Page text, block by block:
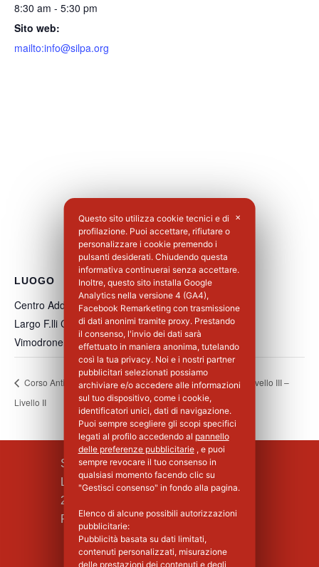
8:30 am - 5:30 pm
Sito web:
mailto:info@silpa.org
LUOGO
Centro Addestramento Vimodrone
Largo F.lli Cervi, 8
Vimodrone
MI 20900 Italia + Google Maps
Corso Antincendio Aggiornamento
Livello II
Corso Antincendio Livello III –
2°Giorno
SILPA S.R.L.
Largo F.lli Cervi, 8
20090 Vimodrone (MI)
Piva : 02339750966 - MI 1427008
✕
Questo sito utilizza cookie tecnici e di
profilazione. Puoi accettare, rifiutare o
personalizzare i cookie premendo i
pulsanti desiderati. Chiudendo questa
informativa continuerai senza accettare.
Inoltre, questo sito installa Google
Analytics nella versione 4 (GA4),
Facebook Remarketing con trasmissione
di dati anonimi tramite proxy. Prestando
il consenso, l'invio dei dati sarà
effettuato in maniera anonima, tutelando
così la tua privacy. Noi e i nostri partner
pubblicitari selezionati possiamo
archiviare e/o accedere alle informazioni
sul tuo dispositivo, come i cookie,
identificatori unici, dati di navigazione.
Puoi sempre scegliere gli scopi specifici
legati al profilo accedendo al pannello
delle preferenze pubblicitarie, e puoi
sempre revocare il tuo consenso in
qualsiasi momento facendo clic su
"Gestisci consenso" in fondo alla pagina.
Elenco di alcune possibili autorizzazioni
pubblicitarie:
Pubblicità basata su dati limitati,
contenuti personalizzati, misurazione
delle prestazioni dei contenuti e degli